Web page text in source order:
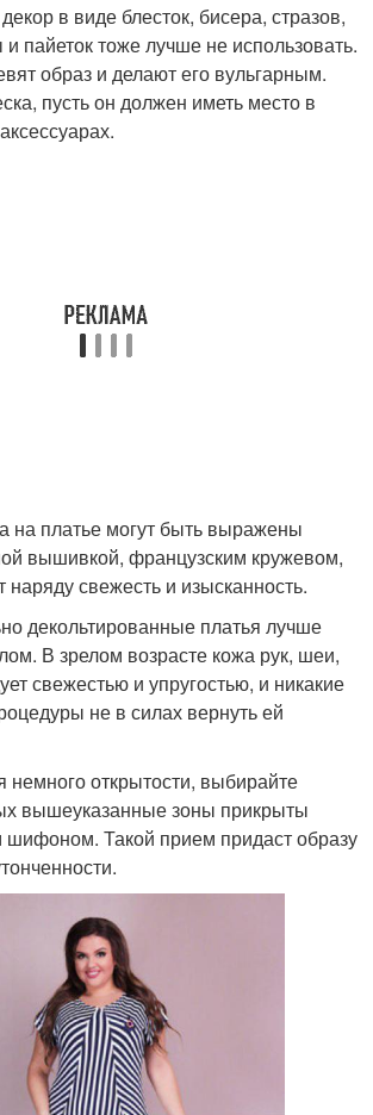
в виде блесток, бисера, стразов,
пайеток тоже лучше не использовать.
образ и делают его вульгарным.
пусть он должен иметь место в
на платье могут быть выражены
вышивкой, французским кружевом,
свежесть и изысканность.
декольтированные платья лучше
В зрелом возрасте кожа рук, шеи,
свежестью и упругостью, и никакие
не в силах вернуть ей
немного открытости, выбирайте
вышеуказанные зоны прикрыты
Такой прием придаст образу